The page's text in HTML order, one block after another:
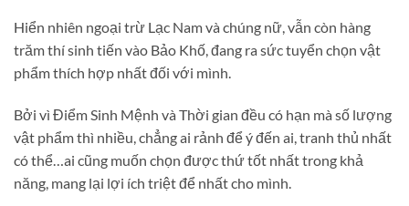
Hiển nhiên ngoại trừ Lạc Nam và chúng nữ, vẫn còn hàng
trăm thí sinh tiến vào Bảo Khố, đang ra sức tuyển chọn vật
phẩm thích hợp nhất đối với mình.
Bởi vì Điểm Sinh Mệnh và Thời gian đều có hạn mà số lượng
vật phẩm thì nhiều, chẳng ai rảnh để ý đến ai, tranh thủ nhất
có thể…ai cũng muốn chọn được thứ tốt nhất trong khả
năng, mang lại lợi ích triệt để nhất cho mình.